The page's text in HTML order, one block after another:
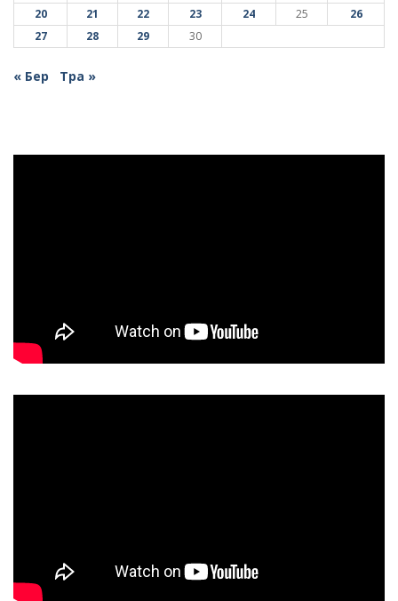
20
21 22 23 24 25
26
27
28 29 30
« Бер Тра »